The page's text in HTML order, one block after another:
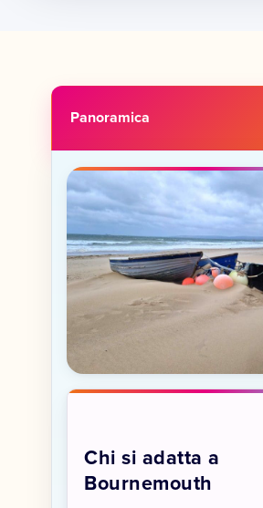
Panoramica
Chi si adatta a
Bournemouth